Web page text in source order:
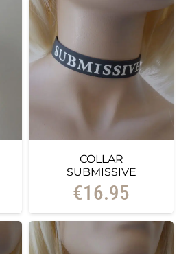
COLLAR
SUBMISSIVE
€16.95